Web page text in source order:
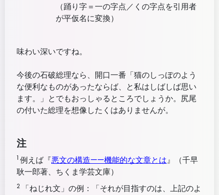
（踊り字＝一の字点／くの字点を引用者
が平仮名に変換）
味わい深いですね。
今後の石破総理なら、開口一番「猫のしっぽのよう
な便利なものがあったならば、と私はしばしば思い
ます。」とでもおっしゃるところでしょうか。尻尾
の付いた総理を想像したくはありませんが。
注
1 例えば『悪文の構造——機能的な文章とは』（千早
耿一郎著、ちくま学芸文庫）
2
「ねじれ文」の例：「それが目指すのは、上記のよ